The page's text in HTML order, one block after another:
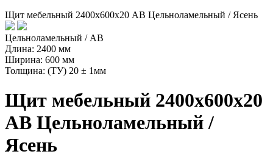
Щит мебельный 2400х600х20 АВ Цельноламельный / Ясень
Цельноламельный / AB
Длина: 2400 мм
Ширина: 600 мм
Толщина: (ТУ) 20 ± 1мм
Щит мебельный 2400х600х20
АВ Цельноламельный /
Ясень